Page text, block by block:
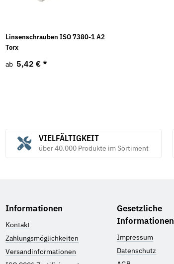
Linsenschrauben ISO 7380-1 A2
Torx
ab 5,42 € *
VIELFÄLTIGKEIT
über 40.000 Produkte im Sortiment
Informationen
Kontakt
Zahlungsmöglichkeiten
Versandinformationen
Gesetzliche
Informationen
Impressum
Datenschutz